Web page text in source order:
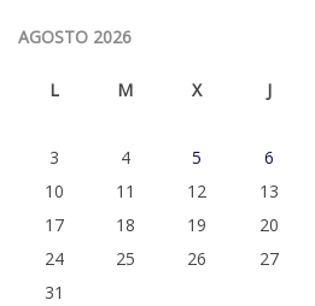
AGOSTO 2026
L M X J
3
4 5 6
10
11 12 13
17
18 19 20
24
25 26 27
31